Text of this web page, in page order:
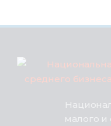
малого и